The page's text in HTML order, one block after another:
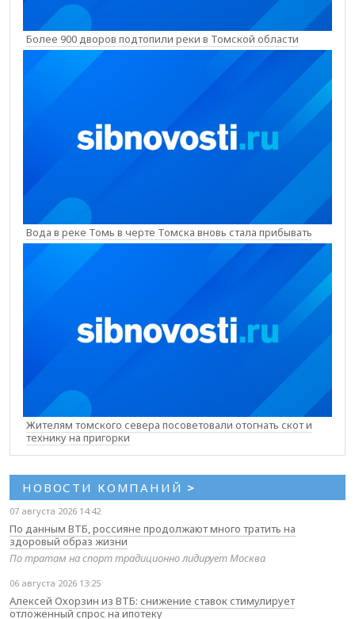
Более 900 дворов подтопили реки в Томской области
Вода в реке Томь в черте Томска вновь стала прибывать
Жителям томского севера посоветовали отогнать скот и
технику на пригорки
НОВОСТИ КОМПАНИЙ >
07 августа 2026 14:42
По данным ВТБ, россияне продолжают много тратить на
здоровый образ жизни
По тратам на спорт традиционно лидирует Москва
06 августа 2026 13:25
Алексей Охорзин из ВТБ: снижение ставок стимулирует
отложенный спрос на ипотеку